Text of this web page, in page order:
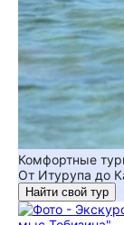
Комфортные
От Итурупа до
Найти свой тур